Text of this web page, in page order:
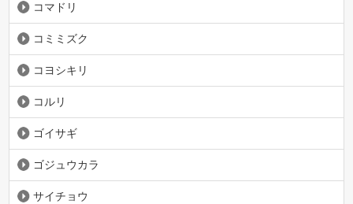
コマドリ
コミミズク
コヨシキリ
コルリ
ゴイサギ
ゴジュウカラ
サイチョウ